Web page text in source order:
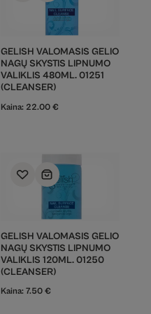
GELISH VALOMASIS GELIO
NAGŲ SKYSTIS LIPNUMO
VALIKLIS 480ML. 01251
(CLEANSER)
Kaina: 22.00 €
GELISH VALOMASIS GELIO
NAGŲ SKYSTIS LIPNUMO
VALIKLIS 120ML. 01250
(CLEANSER)
Kaina: 7.50 €